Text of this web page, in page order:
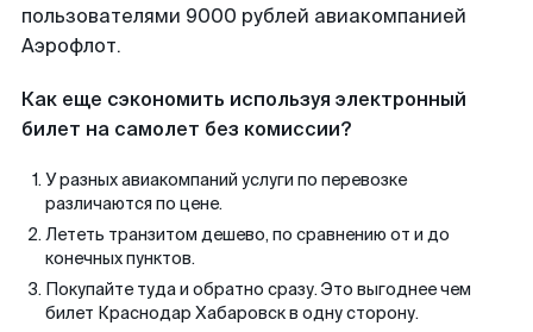
пользователями 9000 рублей авиакомпанией
Аэрофлот.
Как еще сэкономить используя электронный
билет на самолет без комиссии?
У разных авиакомпаний услуги по перевозке
различаются по цене.
Лететь транзитом дешево, по сравнению от и до
конечных пунктов.
Покупайте туда и обратно сразу. Это выгоднее чем
билет Краснодар Хабаровск в одну сторону.